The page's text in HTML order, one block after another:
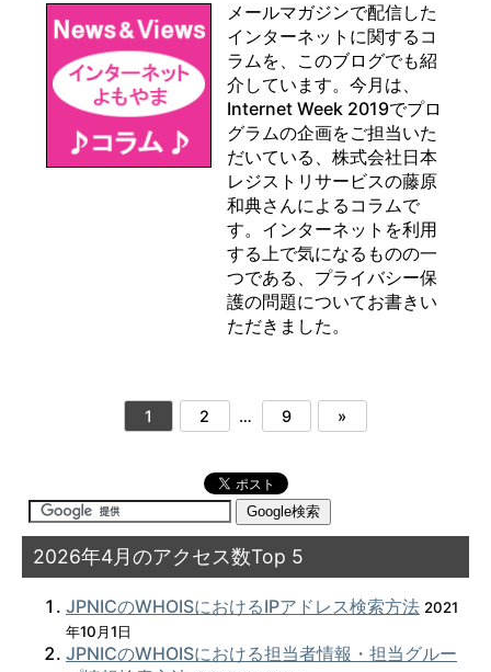
メールマガジンで配信した
インターネットに関するコ
ラムを、このブログでも紹
介しています。今月は、
Internet Week 2019でプロ
グラムの企画をご担当いた
だいている、株式会社日本
レジストリサービスの藤原
和典さんによるコラムで
す。インターネットを利用
する上で気になるものの一
つである、プライバシー保
護の問題についてお書きい
ただきました。
1 2 … 9 »
2026年4月のアクセス数Top 5
JPNICのWHOISにおけるIPアドレス検索方法 2021
年10月1日
JPNICのWHOISにおける担当者情報・担当グルー